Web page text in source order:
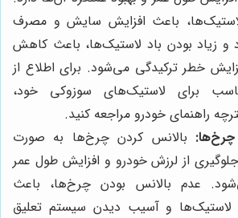
باعث افزایش سایش و مصرف
زیاد بودن باد لاستیک‌ها، باعث کاهش
خطر ترکیدگی می‌شود. برای اطلاع از
برای لاستیک‌های سوزوکی خود،
راهنمای خودرو مراجعه کنید.
بالانس کردن چرخ‌ها به صورت
از لرزش خودرو و افزایش طول عمر
عدم بالانس بودن چرخ‌ها، باعث
لاستیک‌ها و آسیب دیدن سیستم تعلیق